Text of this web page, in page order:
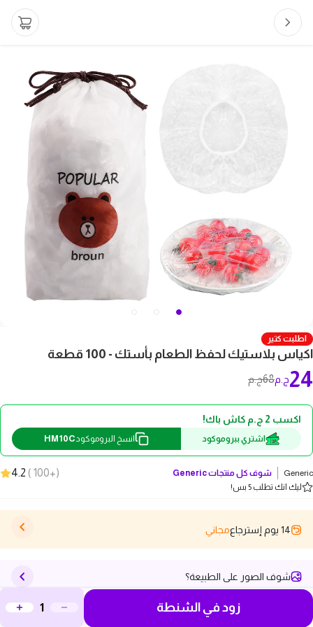
اطلبت كتير
اكياس بلاستيك لحفظ الطعام بأستك - 100 قطعة
68ج.م 24ج.م
اكسب 2 ج.م كاش باك!
اشتري ببروموكود انسخ البروموكودHM10C
Generic شوف كل منتجاتGeneric
(
+100
)
4.2
ليك انك تطلب 5 بس!
14 يوم إسترجاع مجاني
شوف الصور على الطبيعة؟
زود في الشنطة